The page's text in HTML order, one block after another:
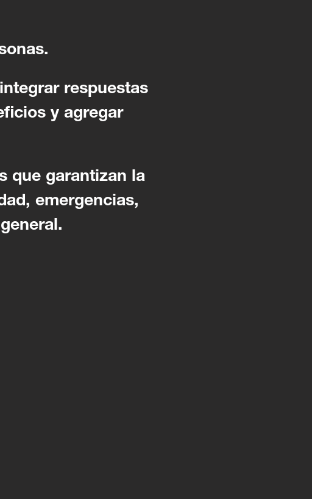
respuestas
y agregar
que garantizan la
emergencias,